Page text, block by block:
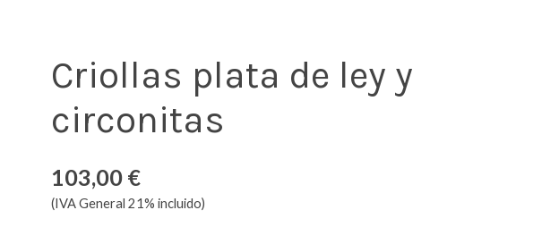
Criollas plata de ley y
circonitas
103,00 €
(IVA General 21% incluido)